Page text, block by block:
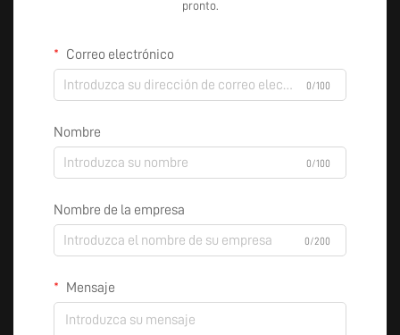
pronto.
Correo electrónico
0/100
Nombre
0/100
Nombre de la empresa
0/200
Mensaje